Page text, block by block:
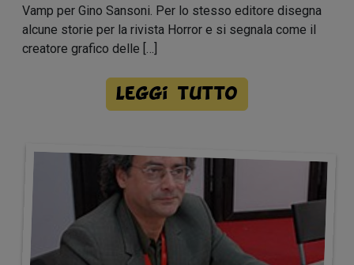
Vamp per Gino Sansoni. Per lo stesso editore disegna
alcune storie per la rivista Horror e si segnala come il
creatore grafico delle […]
Leggi tutto